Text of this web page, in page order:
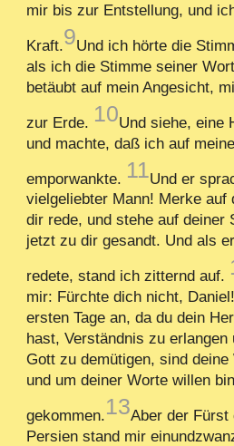
mir bis zur Entstellung, und
Kraft.9Und ich hörte die
als ich die Stimme seiner
betäubt auf mein Angesicht,
zur Erde. 10Und siehe, eine
und machte, daß ich auf
emporwankte. 11Und er
vielgeliebter Mann! Merke
dir rede, und stehe auf deiner
jetzt zu dir gesandt. Und als
redete, stand ich zitternd auf.
mir: Fürchte dich nicht,
ersten Tage an, da du dein
hast, Verständnis zu erlangen
Gott zu demütigen, sind
und um deiner Worte willen
gekommen.13Aber der Fürst
Persien stand mir